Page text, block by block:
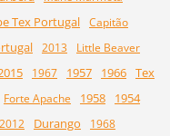
Tex Portugal Capitão
2013
Little Beaver
1967 1957 1966 Tex
Forte Apache 1958
1954
2012 Durango
1968